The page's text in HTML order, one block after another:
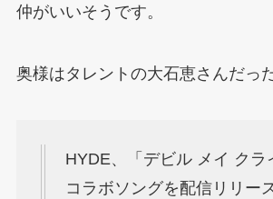
仲がいいそうです。
奥様はタレントの大石恵さんだっ
HYDE、「デビル メイ クラ
コラボソングを配信リリー